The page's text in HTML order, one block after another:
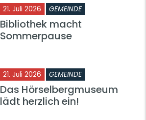
21. Juli 2026 GEMEINDE
Bibliothek macht
Sommerpause
21. Juli 2026 GEMEINDE
Das Hörselbergmuseum
lädt herzlich ein!